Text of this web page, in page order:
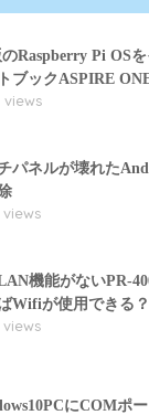
Raspberry Pi OS
ブックASPIRE
views
パネルが壊れた
views
機能がないPR-
Wifiが使用できる？
views
にCOMポ